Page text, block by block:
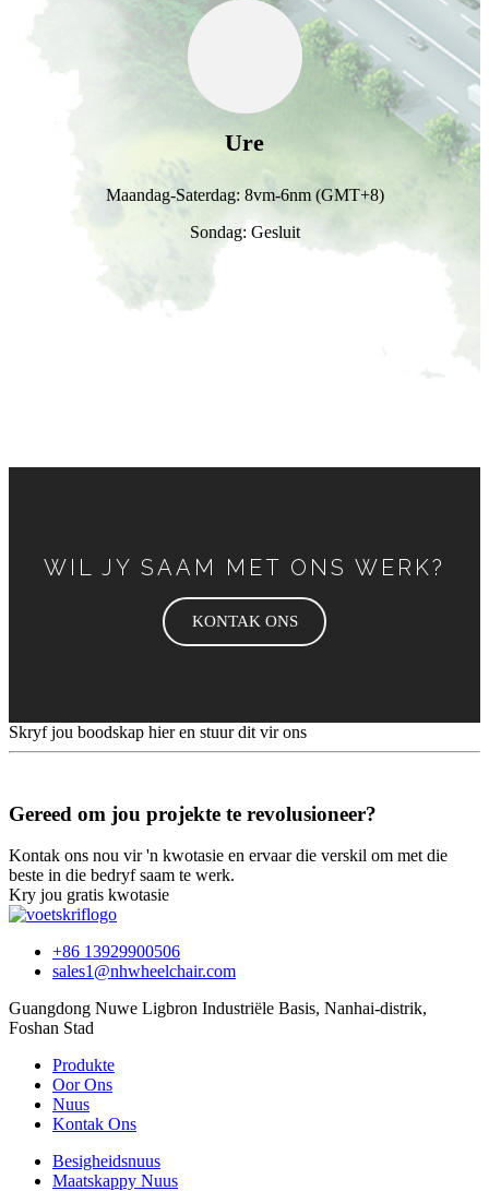
Ure
Maandag-Saterdag: 8vm-6nm (GMT+8)
Sondag: Gesluit
WIL JY SAAM MET ONS WERK?
KONTAK ONS
Skryf jou boodskap hier en stuur dit vir ons
Gereed om jou projekte te revolusioneer?
Kontak ons ​​nou vir 'n kwotasie en ervaar die verskil om met die
beste in die bedryf saam te werk.
Kry jou gratis kwotasie
+86 13929900506
sales1@nhwheelchair.com
Guangdong Nuwe Ligbron Industriële Basis, Nanhai-distrik,
Foshan Stad
Produkte
Oor Ons
Nuus
Kontak Ons
Besigheidsnuus
Maatskappy Nuus